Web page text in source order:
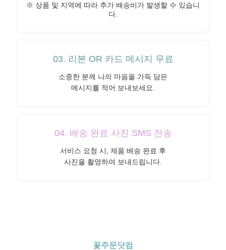
※ 상품 및 지역에 따라 추가 배송비가 발생할 수 있습니
다.
03. 리본 OR 카드 메시지 무료
소중한 분께 나의 마음을 가득 담은
메시지를 적어 보내보세요.
04. 배송 완료 사진 SMS 전송
서비스 요청 시, 제품 배송 완료 후
사진을 촬영하여 보내드립니다.
꽃주문닷컴